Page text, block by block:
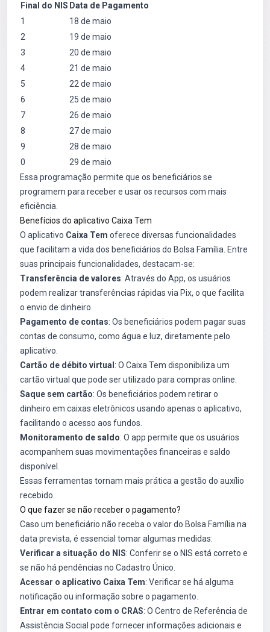
Final do NIS Data de Pagamento
1
18 de maio
2
19 de maio
3
20 de maio
4
21 de maio
5
22 de maio
6
25 de maio
7
26 de maio
8
27 de maio
9
28 de maio
0
29 de maio
Essa programação permite que os beneficiários se
programem para receber e usar os recursos com mais
eficiência.
Benefícios do aplicativo Caixa Tem
O aplicativo Caixa Tem oferece diversas funcionalidades
que facilitam a vida dos beneficiários do Bolsa Família. Entre
suas principais funcionalidades, destacam-se:
Transferência de valores: Através do App, os usuários
podem realizar transferências rápidas via Pix, o que facilita
o envio de dinheiro.
Pagamento de contas: Os beneficiários podem pagar suas
contas de consumo, como água e luz, diretamente pelo
aplicativo.
Cartão de débito virtual : O Caixa Tem disponibiliza um
cartão virtual que pode ser utilizado para compras online.
Saque sem cartão: Os beneficiários podem retirar o
dinheiro em caixas eletrônicos usando apenas o aplicativo,
facilitando o acesso aos fundos.
Monitoramento de saldo: O app permite que os usuários
acompanhem suas movimentações financeiras e saldo
disponível.
Essas ferramentas tornam mais prática a gestão do auxílio
recebido.
O que fazer se não receber o pagamento?
Caso um beneficiário não receba o valor do Bolsa Família na
data prevista, é essencial tomar algumas medidas:
Verificar a situação do NIS: Conferir se o NIS está correto e
se não há pendências no Cadastro Único.
Acessar o aplicativo Caixa Tem: Verificar se há alguma
notificação ou informação sobre o pagamento.
Entrar em contato com o CRAS: O Centro de Referência de
Assistência Social pode fornecer informações adicionais e